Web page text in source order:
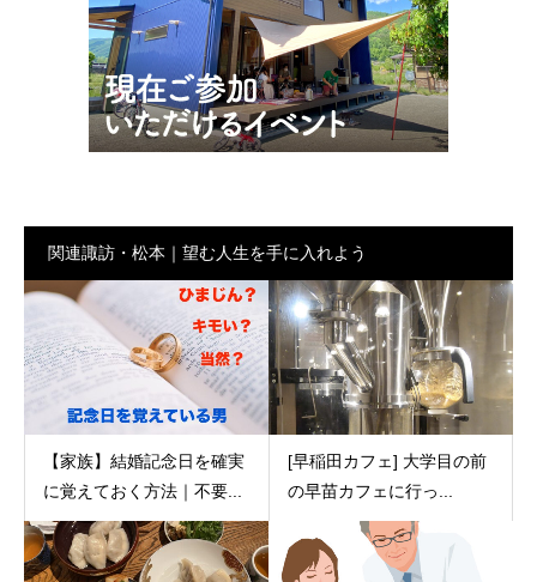
関連諏訪・松本｜望む人生を手に入れよう
【家族】結婚記念日を確実
に覚えておく方法｜不要...
[早稲田カフェ] 大学目の前
の早苗カフェに行っ...